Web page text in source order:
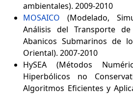
ambientales). 2009-2010
MOSAICO (Modelado,
Análisis del Transporte
Abanicos Submarinos de
Oriental). 2007-2010
HySEA (Métodos
Hiperbólicos no
Algoritmos Eficientes y